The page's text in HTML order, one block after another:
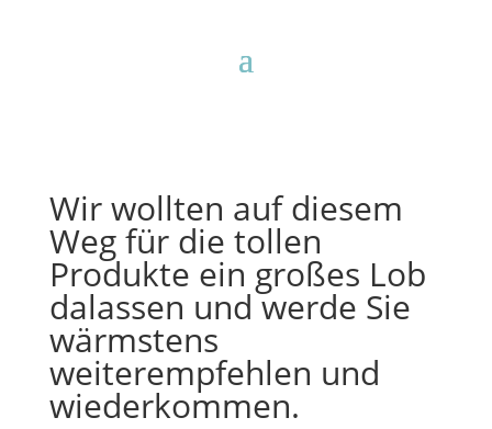
Wir wollten auf diesem
Weg für die tollen
Produkte ein großes Lob
dalassen und werde Sie
wärmstens
weiterempfehlen und
wiederkommen.